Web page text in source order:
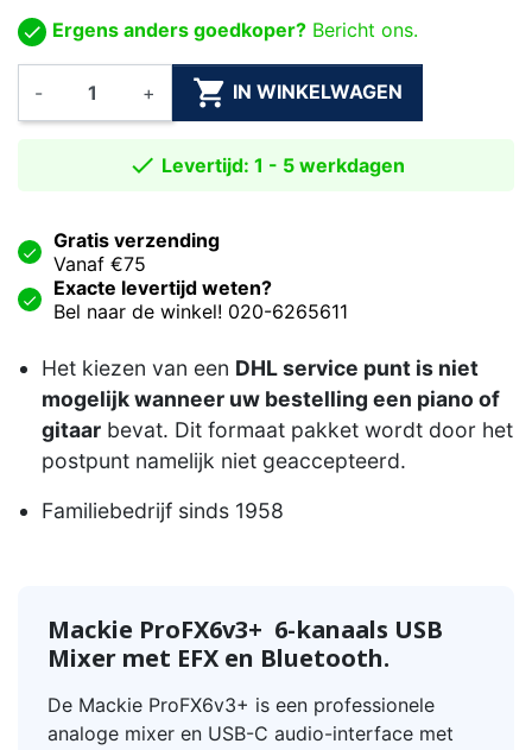
Ergens anders goedkoper? Bericht ons.
- +  IN WINKELWAGEN
 Levertijd: 1 - 5 werkdagen
Gratis verzending
Vanaf €75
Exacte levertijd weten?
Bel naar de winkel! 020-6265611
Het kiezen van een DHL service punt is niet
mogelijk wanneer uw bestelling een piano of
gitaar bevat. Dit formaat pakket wordt door het
postpunt namelijk niet geaccepteerd.
Familiebedrijf sinds 1958
Mackie ProFX6v3+ 6-kanaals USB
Mixer met EFX en Bluetooth.
De Mackie ProFX6v3+ is een professionele
analoge mixer en USB-C audio-interface met